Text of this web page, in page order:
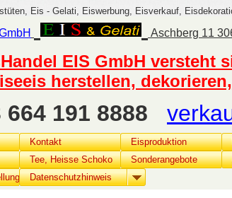
Eis - Gelati, Eiswerbung, Eisverkauf,
mbH Aschberg 11
EIS GmbH versteht
herstellen,
664 191 8888
Kontakt Eisproduktion
Tee, Heisse Schoko Sonderangebote
Datenschutzhinweis